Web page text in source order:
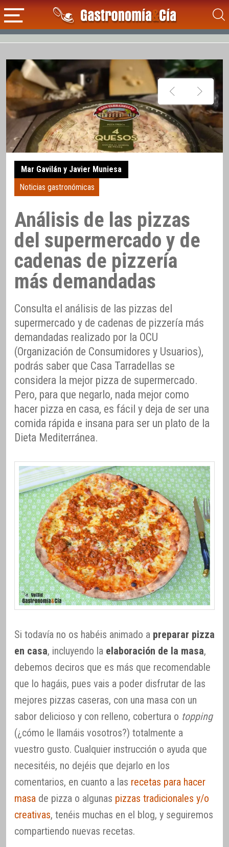
Mar Gavilán y Javier Muniesa
Noticias gastronómicas
Análisis de las pizzas
del supermercado y de
cadenas de pizzería
más demandadas
Consulta el análisis de las pizzas del
supermercado y de cadenas de pizzería más
demandadas realizado por la OCU
(Organización de Consumidores y Usuarios),
podrás saber que Casa Tarradellas se
considera la mejor pizza de supermercado.
Pero, para que negarlo, nada mejor como
hacer pizza en casa, es fácil y deja de ser una
comida rápida e insana para ser un plato de la
Dieta Mediterránea.
Si todavía no os habéis animado a preparar pizza
en casa, incluyendo la elaboración de la masa,
debemos deciros que es más que recomendable
que lo hagáis, pues vais a poder disfrutar de las
mejores pizzas caseras, con una masa con un
sabor delicioso y con relleno, cobertura o topping
(¿cómo le llamáis vosotros?) totalmente a
vuestro gusto. Cualquier instrucción o ayuda que
necesitéis, no dejéis que dejarlo en los
comentarios, en cuanto a las recetas para hacer
masa de pizza o algunas pizzas tradicionales y/o
creativas, tenéis muchas en el blog, y seguiremos
compartiendo nuevas recetas.